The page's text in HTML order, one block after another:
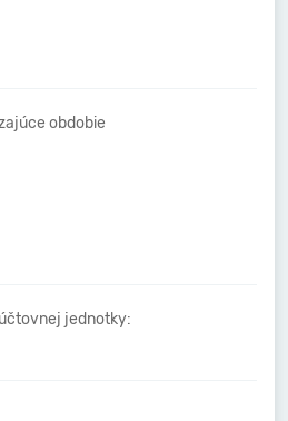
obdobie
jednotky: